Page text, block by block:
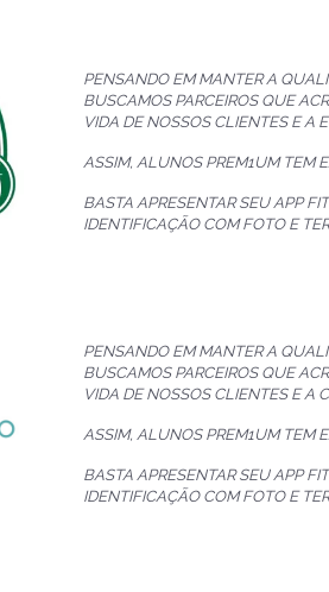
PENSANDO EM MANTER A
BUSCAMOS PARCEIROS QUE
VIDA DE NOSSOS CLIENTES E A
ASSIM, ALUNOS PREM1UM TEM
BASTA APRESENTAR SEU APP
IDENTIFICAÇÃO COM FOTO E
PENSANDO EM MANTER A
BUSCAMOS PARCEIROS QUE
VIDA DE NOSSOS CLIENTES E A
ASSIM, ALUNOS PREM1UM TEM
BASTA APRESENTAR SEU APP
IDENTIFICAÇÃO COM FOTO E